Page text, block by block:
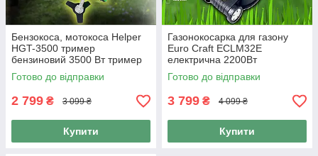
Бензокоса, мотокоса Helper
HGT-3500 тример
бензиновий 3500 Вт тример
бензиновий
Готово до відправки
2 799 ₴ 3 099 ₴
Купити
Газонокосарка для газону
Euro Craft ECLM32E
електрична 2200Вт
контейнер 35л
Готово до відправки
3 799 ₴ 4 099 ₴
Купити